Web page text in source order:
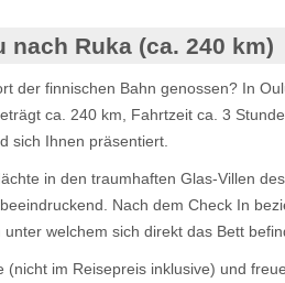
nach Ruka (ca. 240 km)
der finnischen Bahn genossen? In
ca. 240 km, Fahrtzeit ca. 3
sich Ihnen präsentiert.
in den traumhaften Glas-Villen
Nach dem Check In
welchem sich direkt das Bett
im Reisepreis inklusive) und